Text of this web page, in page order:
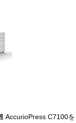
AccurioPress C7100を